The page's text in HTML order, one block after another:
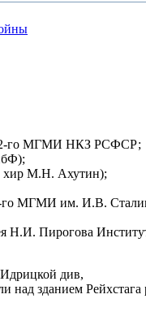
2-го МГМИ НКЗ РСФСР;
хир М.Н. Ахутин);
2-го МГМИ им. И.В.
Н.И. Пирогова
див,
над зданием